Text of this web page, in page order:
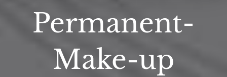
Permanent-
Make-up